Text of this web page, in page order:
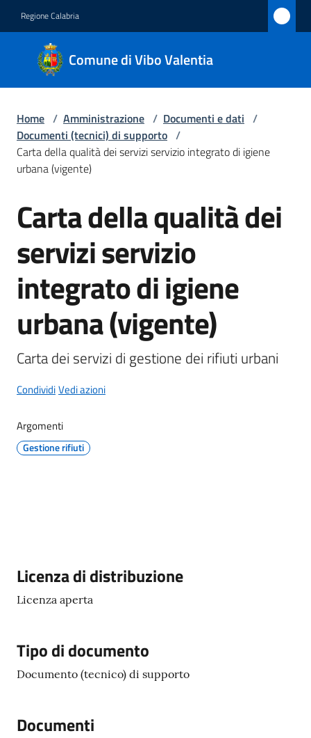
Regione Calabria
Comune di Vibo Valentia
Comune
di Vibo
Valentia
Amministrazione
Menu selezionato
Servizi
Vivere
Vibo
Valentia
A
b
o
p
o
Tutti
argomenti...
su
Home / Amministrazione / Documenti e dati /
Documenti (tecnici) di supporto /
Carta della qualità dei servizi servizio integrato di igiene
urbana (vigente)
Salta al contenuto
Carta della qualità dei
servizi servizio
integrato di igiene
urbana (vigente)
Carta dei servizi di gestione dei rifiuti urbani
CondividiVedi azioni
Argomenti
Gestione rifiuti
Descrizione
Licenza di distribuzione
Licenza aperta
Tipo di documento
Documento (tecnico) di supporto
Documenti